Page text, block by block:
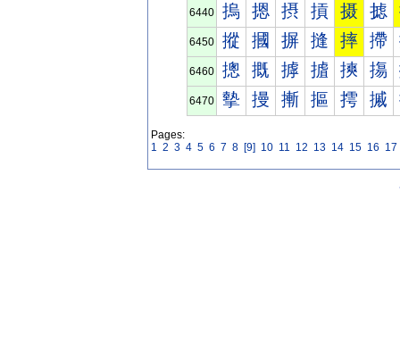
6440 摀 摁 摂 摃 摄 摅
6450 摐 摑 摒 摓 摔 摕
6460 摠 摡 摢 摣 摤 摥
6470 摰 摱 摲 摳 摴 摵
Pages:
1 2 3 4 5 6 7 8 [9] 10 11 12 13 14 15 16 17